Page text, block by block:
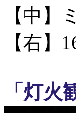
【中】
【右】
「灯火